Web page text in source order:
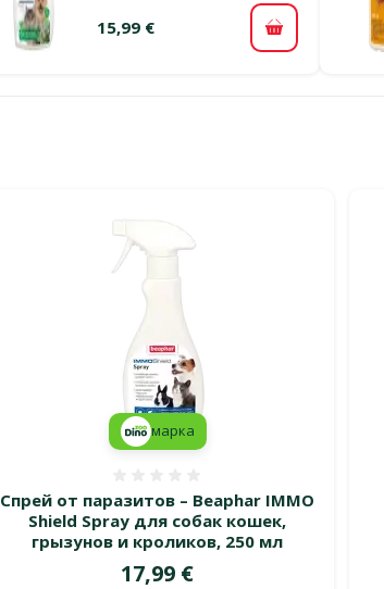
15,99 € В корзину
Спрей от паразитов – Beaphar IMMO
Shield Spray для собак кошек,
грызунов и кроликов, 250 мл
Цена
17,99 €
марка